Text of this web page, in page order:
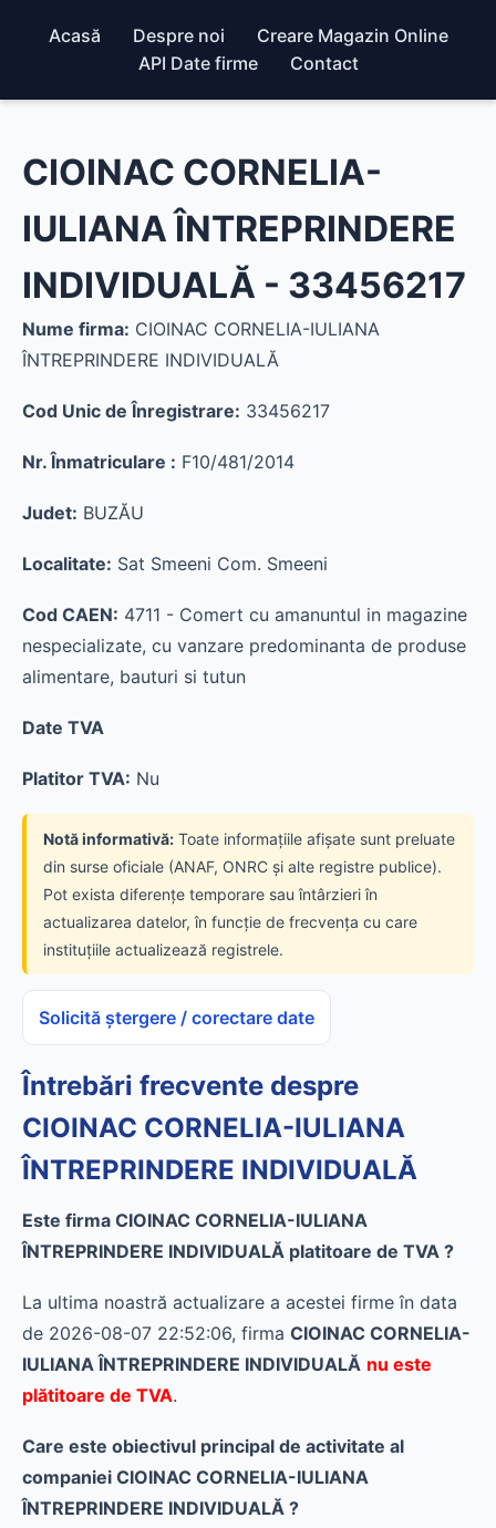
Acasă Despre noi
Creare Magazin Online
API Date firme
Contact
CIOINAC CORNELIA-
IULIANA ÎNTREPRINDERE
INDIVIDUALĂ - 33456217
Nume firma: CIOINAC CORNELIA-IULIANA
ÎNTREPRINDERE INDIVIDUALĂ
Cod Unic de Înregistrare: 33456217
Nr. Înmatriculare : F10/481/2014
Judet: BUZĂU
Localitate: Sat Smeeni Com. Smeeni
Cod CAEN: 4711 - Comert cu amanuntul in magazine
nespecializate, cu vanzare predominanta de produse
alimentare, bauturi si tutun
Date TVA
Platitor TVA: Nu
Notă informativă: Toate informațiile afișate sunt preluate
din surse oficiale (ANAF, ONRC și alte registre publice).
Pot exista diferențe temporare sau întârzieri în
actualizarea datelor, în funcție de frecvența cu care
instituțiile actualizează registrele.
Solicită ștergere / corectare date
Întrebări frecvente despre
CIOINAC CORNELIA-IULIANA
ÎNTREPRINDERE INDIVIDUALĂ
Este firma CIOINAC CORNELIA-IULIANA
ÎNTREPRINDERE INDIVIDUALĂ platitoare de TVA ?
La ultima noastră actualizare a acestei firme în data
de 2026-08-07 22:52:06, firma CIOINAC CORNELIA-
IULIANA ÎNTREPRINDERE INDIVIDUALĂ nu este
plătitoare de TVA.
Care este obiectivul principal de activitate al
companiei CIOINAC CORNELIA-IULIANA
ÎNTREPRINDERE INDIVIDUALĂ ?